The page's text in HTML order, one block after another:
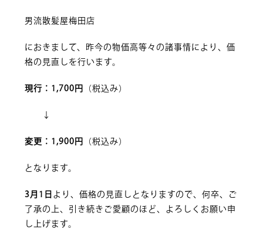
男流散髪屋梅田店
におきまして、昨今の物価高等々の諸事情により、価
格の見直しを行います。
現行：1,700円 （税込み）
↓
変更：1,900円 （税込み）
となります。
3月1日 より、価格の見直しとなりますので、何卒、ご
了承の上、引き続きご愛顧のほど、よろしくお願い申
し上げます。